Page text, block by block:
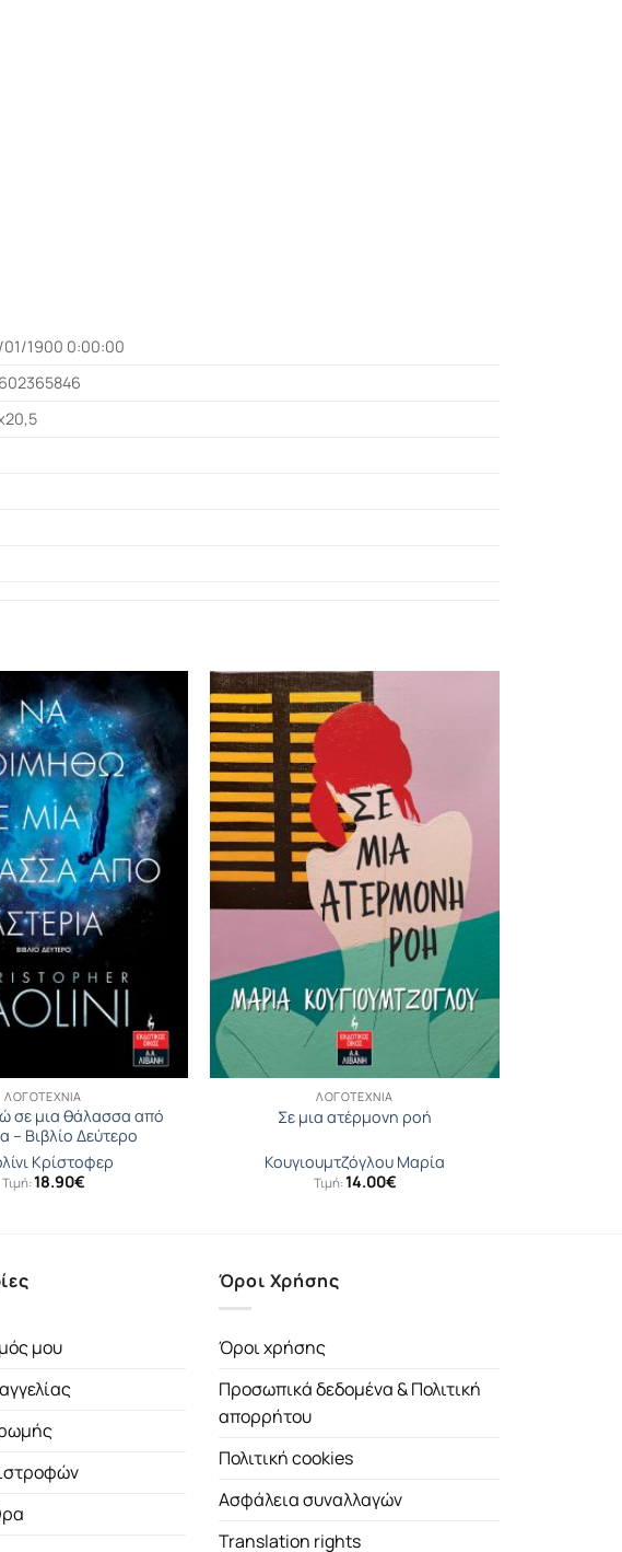
01/1900 0:00:00
ΛΟΓΟΤΕΧΝΊΑ
σε μια θάλασσα από
– Βιβλίο Δεύτερο
Κρίστοφερ
Τιμή:18.90€
ΛΟΓΟΤΕΧΝΊΑ
Σε μια ατέρμονη ροή
Κουγιουµτζόγλου Μαρία
Τιμή:14.00€
μου
Όροι Χρήσης
Όροι χρήσης
Προσωπικά δεδομένα & Πολιτική
απορρήτου
Πολιτική cookies
Ασφάλεια συναλλαγών
Translation rights